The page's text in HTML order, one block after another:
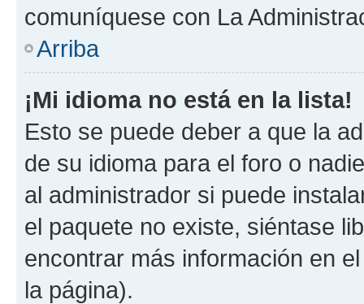
comuníquese con La
Arriba
¡Mi idioma no está en la lista!
Esto se puede deber a que la
de su idioma para el foro o
al administrador si puede
el paquete no existe, siéntase
encontrar más información en
la página).